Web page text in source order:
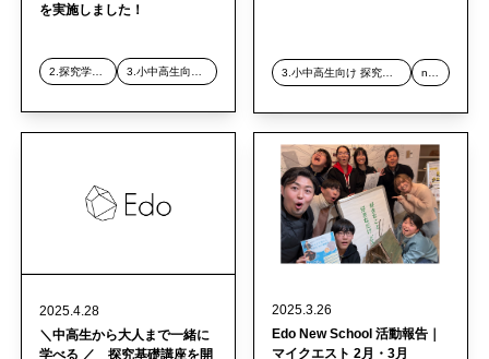
を実施しました！
2.探究学習デザイン事業 3.小中高生向け 探究スクール事業 3.小中高生向け 探究スクール事業 news
2025.4.28
＼中高生から大人まで一緒に
学べる ／ 探究基礎講座を開
2025.3.26
Edo New School 活動報告｜
マイクエスト 2月・3月